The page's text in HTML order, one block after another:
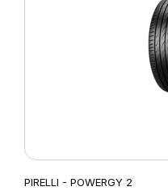
PIRELLI - POWERGY 2